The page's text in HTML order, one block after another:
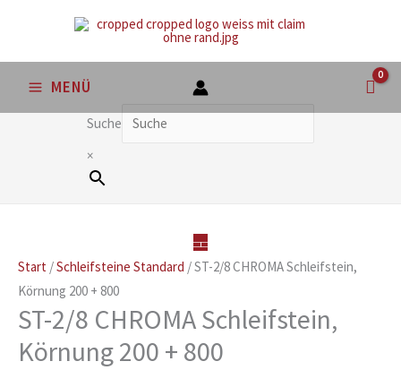
springen
MENÜ
Suche
×
Start /Schleifsteine Standard / ST-2/8 CHROMA Schleifstein,
Körnung 200 + 800
ST-2/8 CHROMA Schleifstein,
Körnung 200 + 800